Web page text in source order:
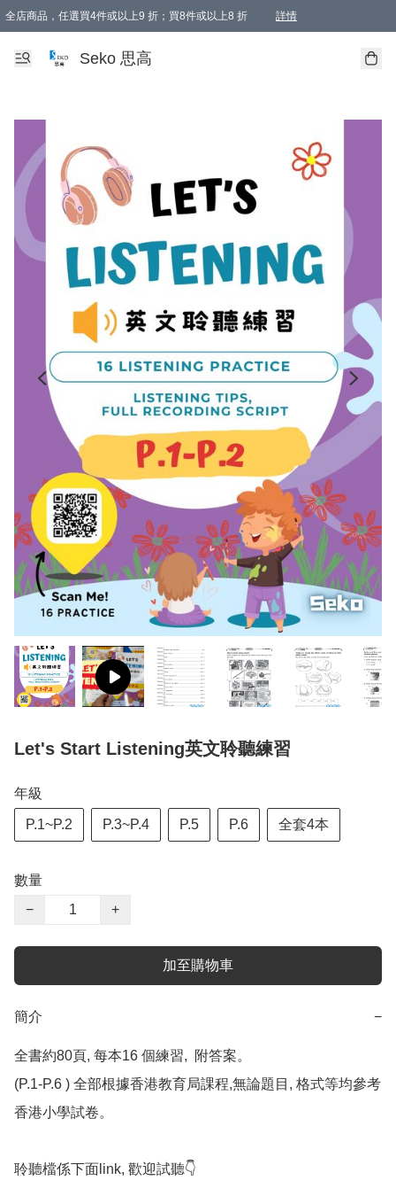
全店商品，任選買4件或以上9 折；買8件或以上8 折 詳情
新會員首次購物即享全單 95 折優惠！
購物滿198, 全單免運
Seko 思高
Let's Start Listening英文聆聽練習
年級
P.1~P.2 P.3~P.4 P.5 P.6 全套4本
數量
−
+
加至購物車
簡介 −
全書約80頁, 每本16 個練習,  附答案。
(P.1-P.6 ) 全部根據香港教育局課程,無論題目, 格式等均參考
香港小學試卷。
聆聽檔係下面link, 歡迎試聽👇